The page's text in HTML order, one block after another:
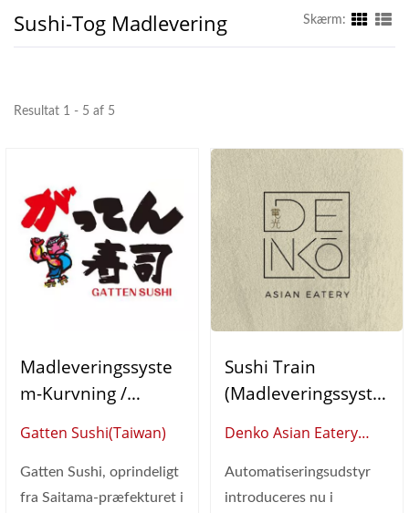
Sushi-Tog Madlevering Skærm:
Resultat 1 - 5 af 5
Madleveringssyste
M-Kurvning /
Selvbestillingskiosk
Bestillingssystem) /
Sushi
Gatten Sushi(Taiwan)
Gatten Sushi, oprindeligt
fra Saitama-præfekturet i
Sushi Train
(Madleveringssyste
M Shinkansen)/
(Bæltdrevet)
Denko Asian Eatery
Automatiseringsudstyr
introduceres nu i